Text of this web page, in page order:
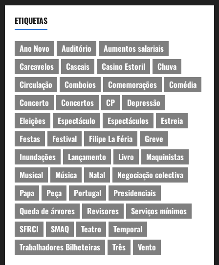
ETIQUETAS
Ano Novo Auditório
Aumentos salariais
Carcavelos
Cascais Casino Estoril
Chuva
Circulação
Comboios Comemorações
Comédia
Concerto
Concertos CP
Depressão
Eleições
Espectáculo Espectáculos
Estreia
Festas
Festival Filipe La Féria
Greve
Inundações
Lançamento Livro
Maquinistas
Musical
Música Natal
Negociação colectiva
Papa
Peça Portugal
Presidenciais
Queda de árvores
Revisores
Serviços mínimos
SFRCI
SMAQ Teatro
Temporal
Trabalhadores Bilheteiras
Três Vento